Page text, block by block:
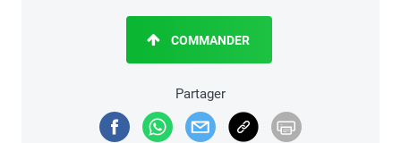
Partager
COMMANDER